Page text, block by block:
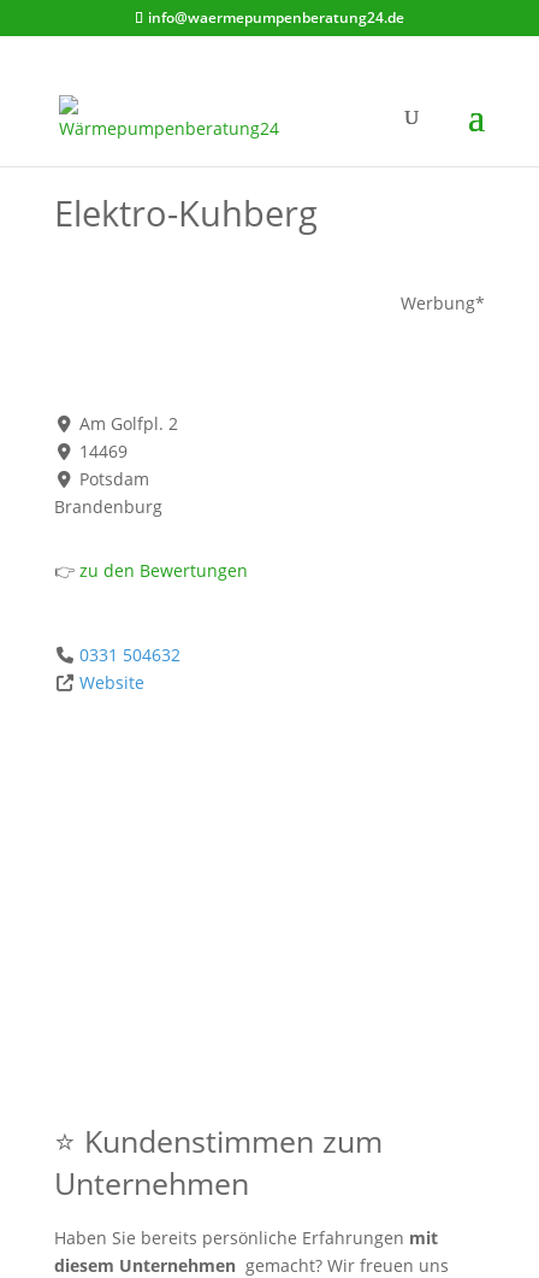
info@waermepumpenberatung24.de
Elektro-Kuhberg
Werbung*
Am Golfpl. 2
14469
Potsdam
Brandenburg
👉zu den Bewertungen
0331 504632
Website
⭐ Kundenstimmen zum
Unternehmen
Haben Sie bereits persönliche Erfahrungen mit
diesem Unternehmen gemacht? Wir freuen uns